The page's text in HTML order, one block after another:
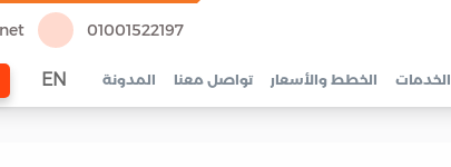
01001522197
الخدمات الخطط والأسعار تواصل معنا المدونة EN